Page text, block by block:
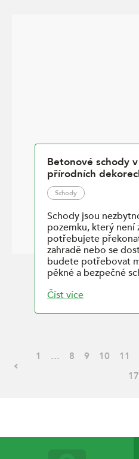
Betonové schody
přírodních
Schody
Schody jsou
pozemku, který není
potřebujete
zahradě nebo se
budete potřebovat
pěkné a bezpečné
Číst více
1 … 8 9 10 11
17